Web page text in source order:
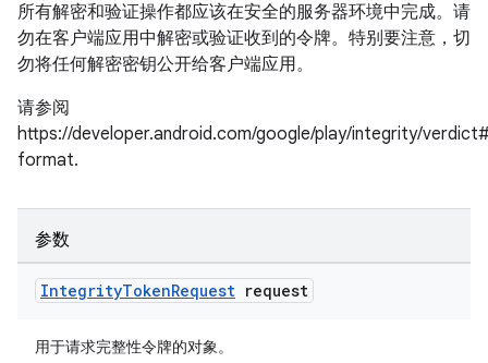
所有解密和验证操作都应该在安全的服务器环境中完成。请
勿在客户端应用中解密或验证收到的令牌。特别要注意，切
勿将任何解密密钥公开给客户端应用。
请参阅
https://developer.android.com/google/play/integrity/
format.
参数
IntegrityTokenRequest request
用于请求完整性令牌的对象。